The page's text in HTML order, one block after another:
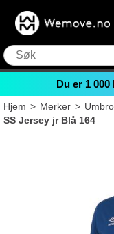
Du er 1 000
Hjem>Merker>Umbro
SS Jersey jr Blå 164